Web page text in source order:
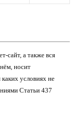
сайт, а также вся
носит
условиях не
Статьи 437